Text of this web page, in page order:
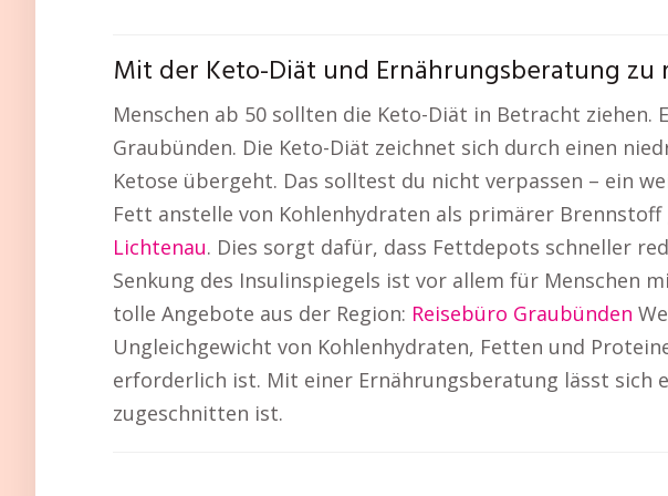
Mit der Keto-Diät und Ernährungsberatung zu
Menschen ab 50 sollten die Keto-Diät in Betracht
Graubünden. Die Keto-Diät zeichnet sich durch einen
Ketose übergeht. Das solltest du nicht verpassen – ein
Fett anstelle von Kohlenhydraten als primärer
Lichtenau. Dies sorgt dafür, dass Fettdepots schneller
Senkung des Insulinspiegels ist vor allem für Menschen
tolle Angebote aus der Region: Reisebüro Graubünden
Ungleichgewicht von Kohlenhydraten, Fetten und
erforderlich ist. Mit einer Ernährungsberatung lässt sich
zugeschnitten ist.